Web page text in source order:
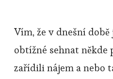
Vím, že v dnešní
obtížné sehnat někde
zařídili nájem a nebo